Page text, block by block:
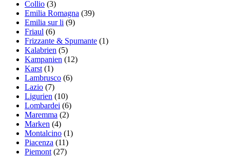
Collio (3)
Emilia Romagna (39)
Emilia sur li (9)
Friaul (6)
Frizzante & Spumante (1)
Kalabrien (5)
Kampanien (12)
Karst (1)
Lambrusco (6)
Lazio (7)
Ligurien (10)
Lombardei (6)
Maremma (2)
Marken (4)
Montalcino (1)
Piacenza (11)
Piemont (27)